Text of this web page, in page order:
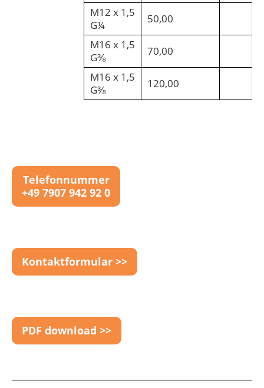
M12 x 1,5
G¼
50,00
M16 x 1,5
G⅜
70,00
M16 x 1,5
G⅜
120,00
Telefonnummer
+49 7907 942 92 0
Kontaktformular >>
PDF download >>